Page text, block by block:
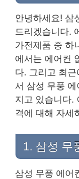
안녕하세요! 삼
드리겠습니다.
가전제품 중 하
에서는 에어컨
다. 그리고 최
서 삼성 무풍
지고 있습니다.
격에 대해 자세
1. 삼성 무
삼성 무풍 에어